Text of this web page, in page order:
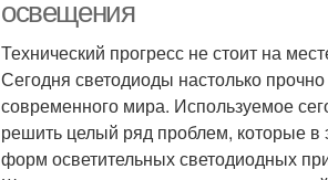
освещения
Технический прогресс не стоит на
Сегодня светодиоды настолько
современного мира. Используемое
решить целый ряд проблем, которые
форм осветительных светодиодных